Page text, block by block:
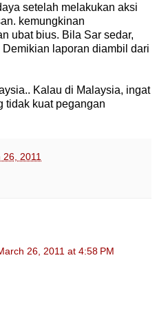
setelah melakukan aksi
kemungkinan
ubat bius. Bila Sar sedar,
laporan diambil dari
Kalau di Malaysia, ingat
tidak kuat pegangan
2011
26, 2011 at 4:58 PM